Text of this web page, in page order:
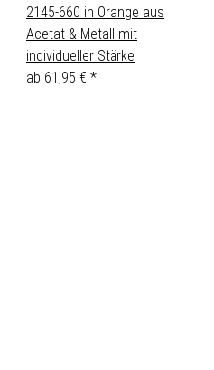
2145-660 in Orange aus
Acetat & Metall mit
individueller Stärke
ab 61,95 € *